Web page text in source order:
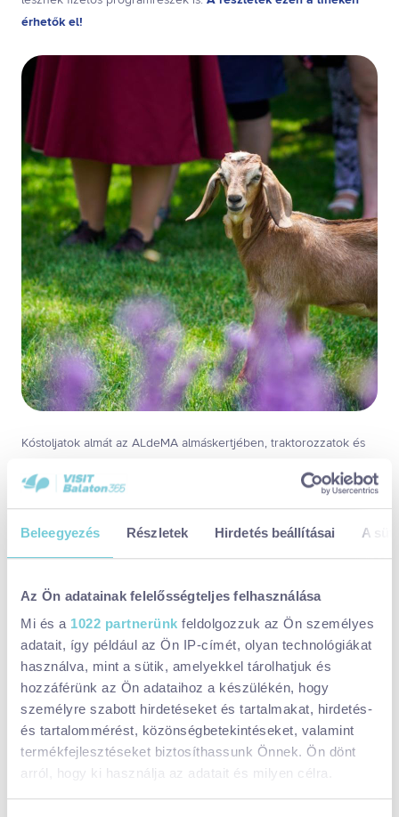
Beleegyezés Részletek Hirdetés beállításai A
Az Ön adatainak felelősségteljes felhasználása
Mi és a 1022 partnerünk feldolgozzuk az Ön személyes
adatait, így például az Ön IP-címét, olyan technológiákat
használva, mint a sütik, amelyekkel tárolhatjuk és
hozzáférünk az Ön adataihoz a készülékén, hogy
személyre szabott hirdetéseket és tartalmakat, hirdetés-
és tartalommérést, közönségbetekintéseket, valamint
termékfejlesztéseket biztosíthassunk Önnek. Ön dönt
arról, hogy ki használja az adatait és milyen célra.
érhetők el!
Kóstoljatok almát az ALdeMA almáskertjében, traktorozzatok és
hangfürdővel Zalaszentgróton, vagy merüljetek el az illatokban a
levendulás portákon!
Vár benneteket a gyógynövényes világ Zalaszentlászlón, a
maradhatnak el a pincelátogatások és borkóstolók sem a
szőlőhegyeken!
A Dóka pincészetnél BalatonBort, a Medve pincénél pedig
Keszthely város borát is megkóstolhatjátok!